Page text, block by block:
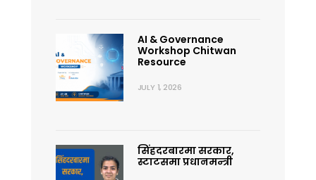
AI & Governance
Workshop Chitwan
Resource
JULY 1, 2026
सिंहदरबारमा सरकार,
स्टाटसमा प्रधानमन्त्री